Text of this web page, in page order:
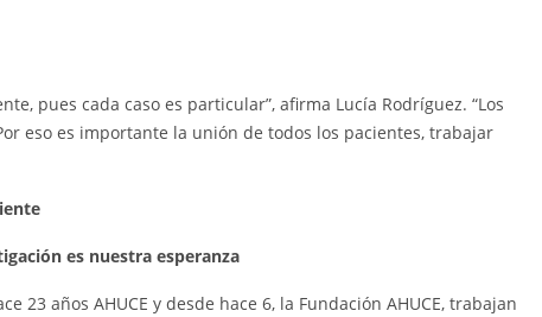
pues cada caso es particular”, afirma Lucía Rodríguez. “Los
eso es importante la unión de todos los pacientes, trabajar
es nuestra esperanza
23 años AHUCE y desde hace 6, la Fundación AHUCE, trabajan